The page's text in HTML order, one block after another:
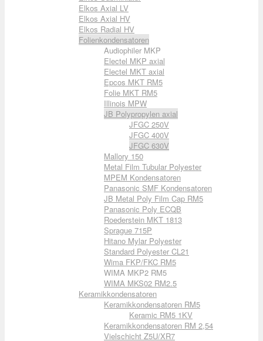
Elkos Axial LV
Elkos Axial HV
Elkos Radial HV
Folienkondensatoren
Audiophiler MKP
Electel MKP axial
Electel MKT axial
Epcos MKT RM5
Folie MKT RM5
Illinois MPW
JB Polypropylen axial
JFGC 250V
JFGC 400V
JFGC 630V
Mallory 150
Metal Film Tubular Polyester
MPEM Kondensatoren
Panasonic SMF Kondensatoren
JB Metal Poly Film Cap RM5
Panasonic Poly ECQB
Roederstein MKT 1813
Sprague 715P
Hitano Mylar Polyester
Standard Polyester CL21
Wima FKP/FKC RM5
WIMA MKP2 RM5
WIMA MKS02 RM2.5
Keramikkondensatoren
Keramikkondensatoren RM5
Keramic RM5 1KV
Keramikkondensatoren RM 2,54
Vielschicht Z5U/XR7